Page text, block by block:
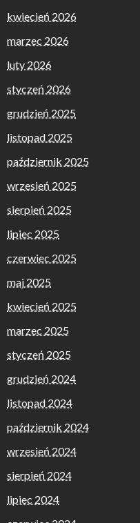
kwiecień 2026
marzec 2026
luty 2026
styczeń 2026
grudzień 2025
listopad 2025
październik 2025
wrzesień 2025
sierpień 2025
lipiec 2025
czerwiec 2025
maj 2025
kwiecień 2025
marzec 2025
styczeń 2025
grudzień 2024
listopad 2024
październik 2024
wrzesień 2024
sierpień 2024
lipiec 2024